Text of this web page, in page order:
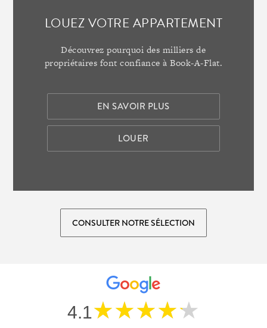
LOUEZ VOTRE APPARTEMENT
Découvrez pourquoi des milliers de
propriétaires font confiance à Book-A-Flat.
EN SAVOIR PLUS
LOUER
CONSULTER NOTRE SÉLECTION
4.1★★★★★